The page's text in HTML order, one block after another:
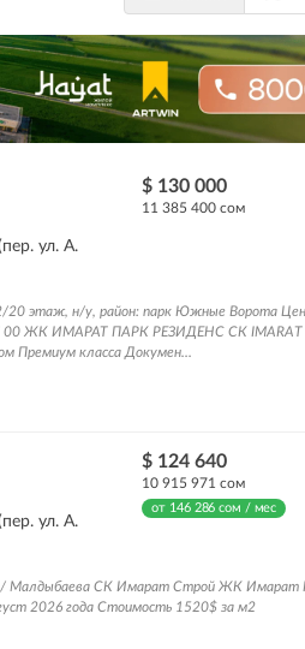
ул. А.
$ 130 000
11 385 400 сом
20 этаж, н/у, район: парк Южные Ворота
00 ЖК ИМАРАТ ПАРК РЕЗИДЕНС СК IMARAT
Премиум класса Докумен...
ул. А.
$ 124 640
10 915 971 сом
от 146 286 сом / мес
Малдыбаева СК Имарат Строй ЖК Имарат
2026 года Стоимость 1520$ за м2